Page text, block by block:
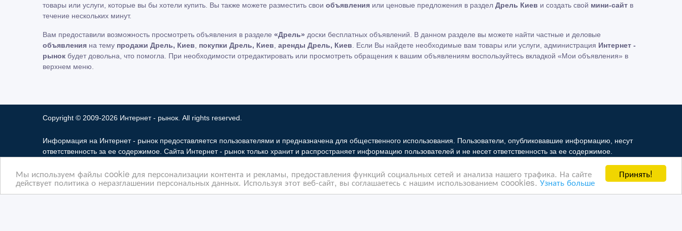
Принять!
Мы используем файлы cookie для персонализации контента и рекламы, предоставления функций социальных сетей и анализа нашего трафика. На сайте
действует политика о неразглашении персональных данных. Используя этот веб-сайт, вы соглашаетесь с нашим использованием coookies.Узнать больше
товары или услуги, которые вы бы хотели купить. Вы также можете разместить свои объявления или ценовые предложения в раздел Дрель Киев и создать свой мини-сайт в
течение нескольких минут.
Вам предоставили возможность просмотреть объявления в разделе «Дрель» доски бесплатных объявлений. В данном разделе вы можете найти частные и деловые
объявления на тему продажи Дрель, Киев покупки Дрель, Киев аренды Дрель, Киев . Если Вы найдете необходимые вам товары или услуги, администрация Интернет -
рынок будет довольна, что помогла. При необходимости отредактировать или просмотреть обращения к вашим объявлениям воспользуйтесь вкладкой «Мои объявления» в
верхнем меню.
Copyright © 2009-2026 Интернет - рынок. All rights reserved.
Информация на Интернет - рынок предоставляется пользователями и предназначена для общественного использования. Пользователи, опубликовавшие информацию, несут
ответственность за ее содержимое. Сайта Интернет - рынок только хранит и распространяет информацию пользователей и не несет ответственность за ее содержимое.
разглашать частную информацию в соответствии с требованиями закона в том случае, если объявление или любая другая информация ущемляет права другого лица, в целях
защиты прав собственности и безопасности пользователей. Мы также не отвечаем за правила конфиденциальности сайтов, на которые ссылается Интернет - рынок. На
некоторых страницах нашего сайта представлена реклама Google Adsense Advertising Network. Чтобы узнать подробней о правилах конфиденциальности Googleнажмите тут.